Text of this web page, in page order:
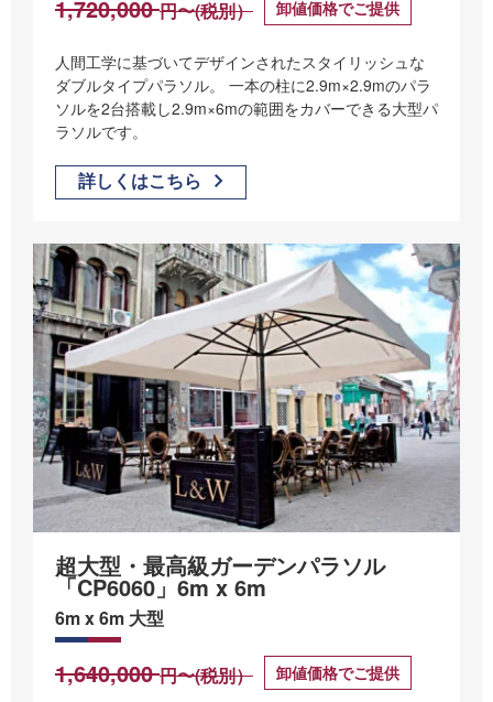
1,720,000円〜(税別） 卸値価格でご提供
人間工学に基づいてデザインされたスタイリッシュな
ダブルタイプパラソル。 一本の柱に2.9m×2.9mのパラ
ソルを2台搭載し2.9m×6mの範囲をカバーできる大型パ
ラソルです。
詳しくはこちら
超大型・最高級ガーデンパラソル
「CP6060」6m x 6m
6m x 6m 大型
1,640,000円〜(税別） 卸値価格でご提供